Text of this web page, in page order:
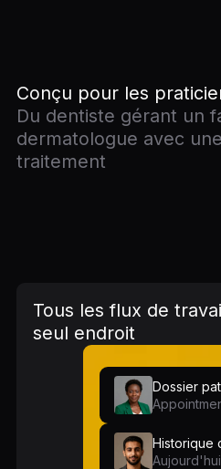
Conçu pour les
Du dentiste gérant un
dermatologue avec
traitement
Tous les flux de
seul endroit
Dossier
Historique
Aujourd'hui